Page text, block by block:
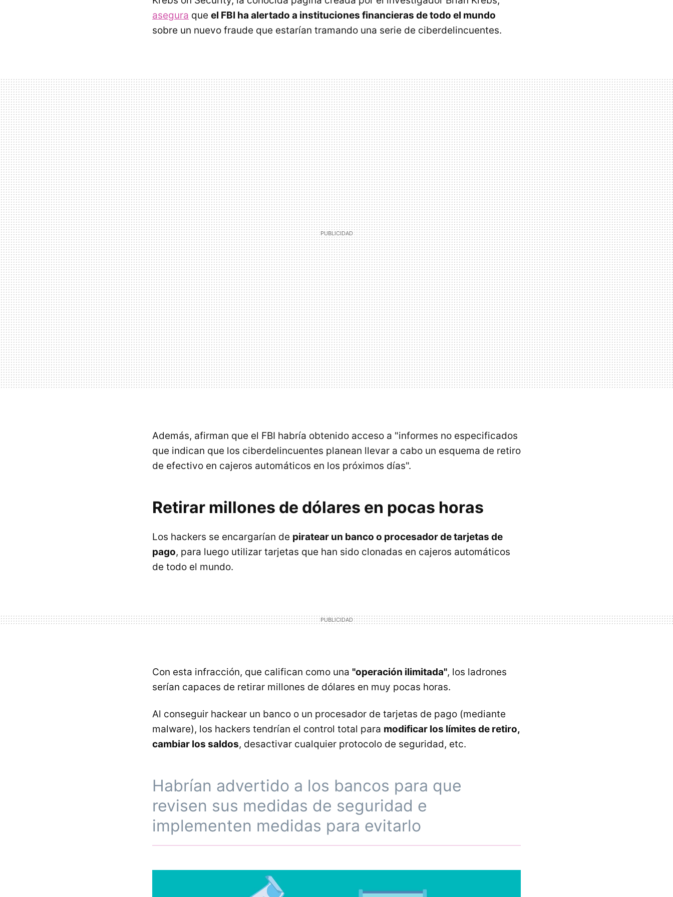
asegura que el FBI ha alertado a instituciones financieras de todo el mundo
sobre un nuevo fraude que estarían tramando una serie de ciberdelincuentes.
Además, afirman que el FBI habría obtenido acceso a "informes no especificados
que indican que los ciberdelincuentes planean llevar a cabo un esquema de retiro
de efectivo en cajeros automáticos en los próximos días".
Retirar millones de dólares en pocas horas
Los hackers se encargarían de piratear un banco o procesador de tarjetas de
pago, para luego utilizar tarjetas que han sido clonadas en cajeros automáticos
de todo el mundo.
Con esta infracción, que califican como una "operación ilimitada", los ladrones
serían capaces de retirar millones de dólares en muy pocas horas.
Al conseguir hackear un banco o un procesador de tarjetas de pago (mediante
malware), los hackers tendrían el control total para modificar los límites de retiro,
cambiar los saldos, desactivar cualquier protocolo de seguridad, etc.
Habrían advertido a los bancos para que
revisen sus medidas de seguridad e
implementen medidas para evitarlo